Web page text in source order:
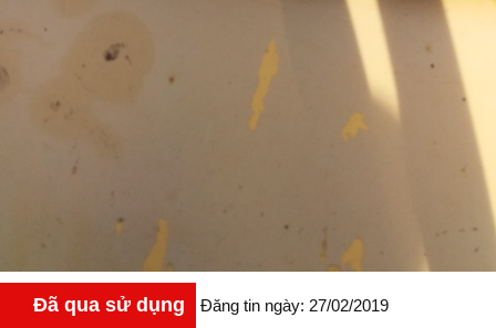
Đã qua sử dụng Đăng tin ngày: 27/02/2019